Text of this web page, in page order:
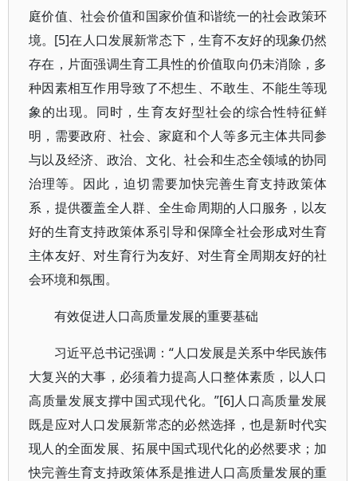
庭价值、社会价值和国家价值和谐统一的社会政策环
境。[5]在人口发展新常态下，生育不友好的现象仍然
存在，片面强调生育工具性的价值取向仍未消除，多
种因素相互作用导致了不想生、不敢生、不能生等现
象的出现。同时，生育友好型社会的综合性特征鲜
明，需要政府、社会、家庭和个人等多元主体共同参
与以及经济、政治、文化、社会和生态全领域的协同
治理等。因此，迫切需要加快完善生育支持政策体
系，提供覆盖全人群、全生命周期的人口服务，以友
好的生育支持政策体系引导和保障全社会形成对生育
主体友好、对生育行为友好、对生育全周期友好的社
会环境和氛围。
有效促进人口高质量发展的重要基础
习近平总书记强调：“人口发展是关系中华民族伟
大复兴的大事，必须着力提高人口整体素质，以人口
高质量发展支撑中国式现代化。”[6]人口高质量发展
既是应对人口发展新常态的必然选择，也是新时代实
现人的全面发展、拓展中国式现代化的必然要求；加
快完善生育支持政策体系是推进人口高质量发展的重